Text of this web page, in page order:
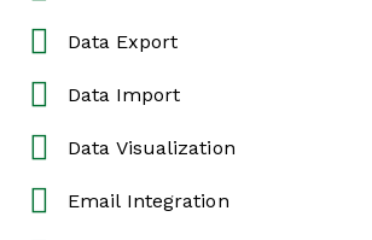
Data Export
Data Import
Data Visualization
Email Integration